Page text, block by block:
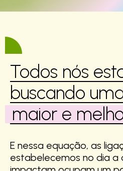
Todos nós
buscando
maior e
E nessa equação, as
estabelecemos no dia a